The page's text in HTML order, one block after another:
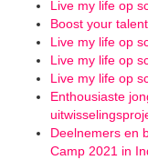
Live my life op
Boost your
Live my life op
Live my life op
Live my life op
Enthousiaste
Deelnemers en
Camp 2021 in